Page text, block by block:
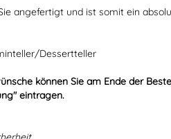
angefertigt und ist somit ein
Dessertteller
können Sie am Ende der
eintragen.